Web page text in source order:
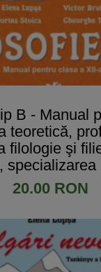
B - Manual
teoretică,
filologie şi
20.00 RON